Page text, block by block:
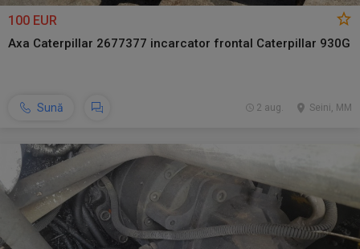
100 EUR
Axa Caterpillar 2677377 incarcator frontal Caterpillar 930G
Sună Seini, MM
2 aug.